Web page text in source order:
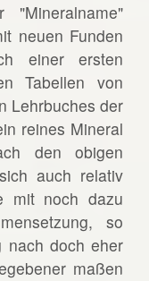
neuen Funden
einer ersten
Tabellen von
Lehrbuches der
reines Mineral
den obigen
auch relativ
mit noch dazu
so
nach doch eher
maßen